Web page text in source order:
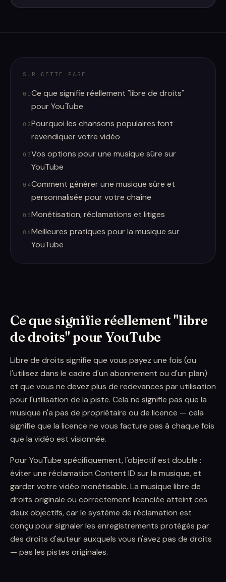
SUR CETTE PAGE
01Ce que signifie réellement "libre de droits"
pour YouTube
02Pourquoi les chansons populaires font
revendiquer votre vidéo
03Vos options pour une musique sûre sur
YouTube
04Comment générer une musique sûre et
personnalisée pour votre chaîne
05Monétisation, réclamations et litiges
06Meilleures pratiques pour la musique sur
YouTube
Ce que signifie réellement "libre
de droits" pour YouTube
Libre de droits signifie que vous payez une fois (ou
l'utilisez dans le cadre d'un abonnement ou d'un plan)
et que vous ne devez plus de redevances par utilisation
pour l'utilisation de la piste. Cela ne signifie pas que la
musique n'a pas de propriétaire ou de licence — cela
signifie que la licence ne vous facture pas à chaque fois
que la vidéo est visionnée.
Pour YouTube spécifiquement, l'objectif est double :
éviter une réclamation Content ID sur la musique, et
garder votre vidéo monétisable. La musique libre de
droits originale ou correctement licenciée atteint ces
deux objectifs, car le système de réclamation est
conçu pour signaler les enregistrements protégés par
des droits d'auteur auxquels vous n'avez pas de droits
— pas les pistes originales.